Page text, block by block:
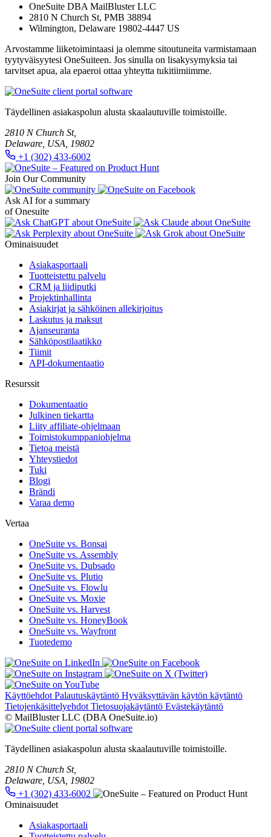
OneSuite DBA MailBluster LLC
2810 N Church St, PMB 38894
Wilmington, Delaware 19802-4447 US
Arvostamme liiketoimintaasi ja olemme sitoutuneita varmistamaan
tyytyväisyytesi OneSuiteen. Jos sinulla on lisakysymyksia tai
tarvitset apua, ala epaeroi ottaa yhteytta tukitiimiimme.
Täydellinen asiakaspolun alusta skaalautuville toimistoille.
2810 N Church St,
Delaware, USA, 19802
+1 (302) 433-6002
Join Our Community
Ask AI for a summary
of Onesuite
Ominaisuudet
Asiakasportaali
Tuotteistettu palvelu
CRM ja liidiputki
Projektinhallinta
Asiakirjat ja sähköinen allekirjoitus
Laskutus ja maksut
Ajanseuranta
Sähköpostilaatikko
Tiimit
API-dokumentaatio
Resurssit
Dokumentaatio
Julkinen tiekartta
Liity affiliate-ohjelmaan
Toimistokumppaniohjelma
Tietoa meistä
Yhteystiedot
Tuki
Blogi
Brändi
Varaa demo
Vertaa
OneSuite vs. Bonsai
OneSuite vs. Assembly
OneSuite vs. Dubsado
OneSuite vs. Plutio
OneSuite vs. Flowlu
OneSuite vs. Moxie
OneSuite vs. Harvest
OneSuite vs. HoneyBook
OneSuite vs. Wayfront
Tuotedemo
Käyttöehdot Palautuskäytäntö Hyväksyttävän käytön käytäntö
Tietojenkäsittelyehdot Tietosuojakäytäntö Evästekäytäntö
© MailBluster LLC (DBA OneSuite.io)
Täydellinen asiakaspolun alusta skaalautuville toimistoille.
2810 N Church St,
Delaware, USA, 19802
+1 (302) 433-6002
Ominaisuudet
Asiakasportaali